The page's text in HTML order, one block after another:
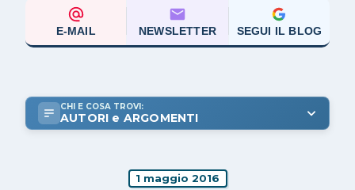
E-MAIL NEWSLETTER SEGUI IL BLOG
CHI E COSA TROVI:
AUTORI e ARGOMENTI
1 maggio 2016